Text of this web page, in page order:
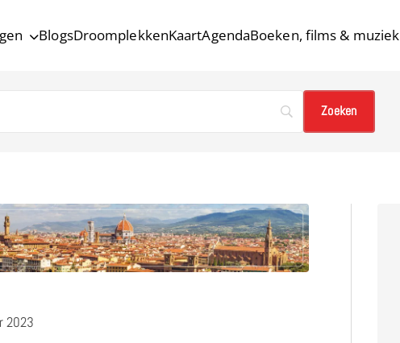
BlogsDroomplekkenKaartAgendaBoeken, films & muziek
2023